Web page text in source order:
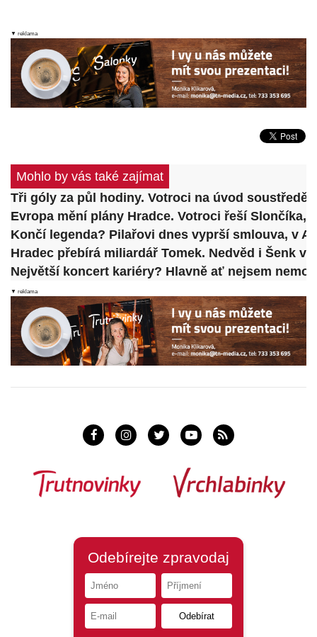
▼ reklama
Mohlo by vás také zajímat
Tři góly za půl hodiny. Votroci na úvod
Evropa mění plány Hradce. Votroci řeší Slončíka,
Končí legenda? Pilařovi dnes vyprší smlouva, v
Hradec přebírá miliardář Tomek. Nedvěd i Šenk
Největší koncert kariéry? Hlavně ať nejsem
▼ reklama